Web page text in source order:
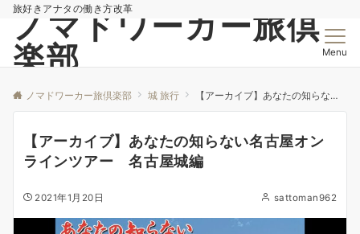
旅好きアナタの働き方改革
ノマドワーカー旅倶
楽部
Menu
ノマドワーカー旅倶楽部 城 旅行 【アーカイブ】あなたの知らない名古屋オンラインツアー 名古屋城編
【アーカイブ】あなたの知らない名古屋オン
ラインツアー 名古屋城編
2021年1月20日 sattoman962